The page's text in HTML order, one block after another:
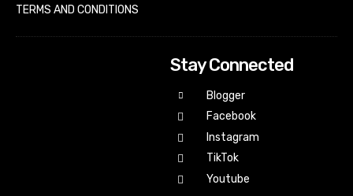
TERMS AND CONDITIONS
Stay Connected
Blogger
Facebook
Instagram
TikTok
Youtube